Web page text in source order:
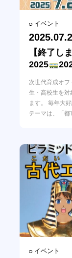
探
各種
イベント
【終了し
2025
次世代育成オ
生・高校生を対
ます。 毎年大
テーマは、「都
イベント